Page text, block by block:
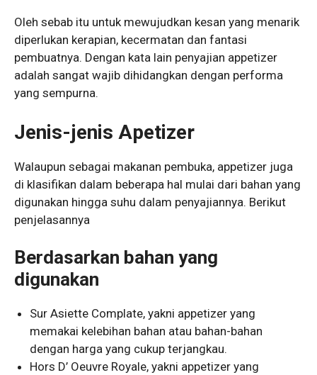
Oleh sebab itu untuk mewujudkan kesan yang menarik
diperlukan kerapian, kecermatan dan fantasi
pembuatnya. Dengan kata lain penyajian appetizer
adalah sangat wajib dihidangkan dengan performa
yang sempurna.
Jenis-jenis Apetizer
Walaupun sebagai makanan pembuka, appetizer juga
di klasifikan dalam beberapa hal mulai dari bahan yang
digunakan hingga suhu dalam penyajiannya. Berikut
penjelasannya
Berdasarkan bahan yang
digunakan
Sur Asiette Complate, yakni appetizer yang
memakai kelebihan bahan atau bahan-bahan
dengan harga yang cukup terjangkau.
Hors D’ Oeuvre Royale, yakni appetizer yang